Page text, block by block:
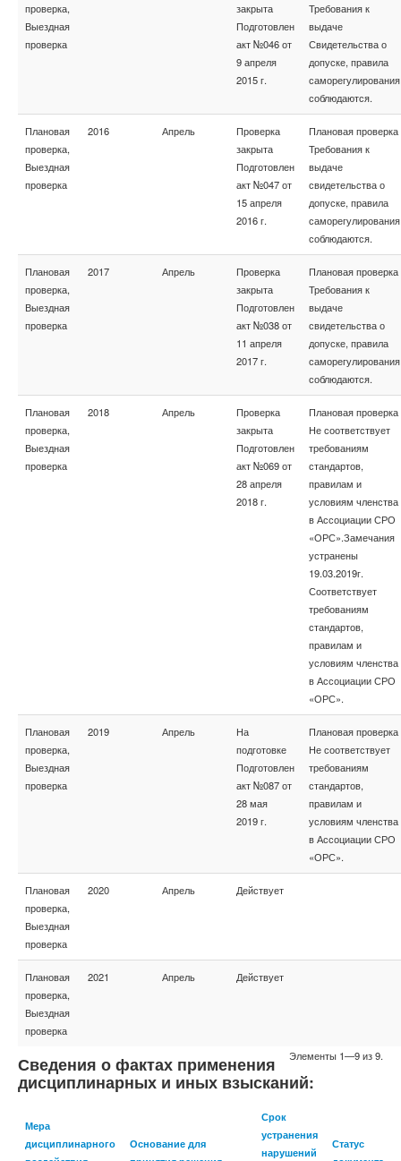
проверка,
Выездная
проверка
закрыта
Подготовлен
акт №046 от
9 апреля
2015 г.
Требования к
выдаче
Свидетельства о
допуске, правила
саморегулирования
соблюдаются.
Плановая
проверка,
Выездная
проверка
2016 Апрель
Проверка
закрыта
Подготовлен
акт №047 от
15 апреля
2016 г.
Плановая проверка
Требования к
выдаче
свидетельства о
допуске, правила
саморегулирования
соблюдаются.
Плановая
проверка,
Выездная
проверка
2017 Апрель
Проверка
закрыта
Подготовлен
акт №038 от
11 апреля
2017 г.
Плановая проверка
Требования к
выдаче
свидетельства о
допуске, правила
саморегулирования
соблюдаются.
Плановая
проверка,
Выездная
проверка
2018 Апрель
Проверка
закрыта
Подготовлен
акт №069 от
28 апреля
2018 г.
Плановая проверка
Не соответствует
требованиям
стандартов,
правилам и
условиям членства
в Ассоциации СРО
«ОРС».Замечания
устранены
19.03.2019г.
Соответствует
требованиям
стандартов,
правилам и
условиям членства
в Ассоциации СРО
«ОРС».
Плановая
проверка,
Выездная
проверка
2019 Апрель
На
подготовке
Подготовлен
акт №087 от
28 мая
2019 г.
Плановая проверка
Не соответствует
требованиям
стандартов,
правилам и
условиям членства
в Ассоциации СРО
«ОРС».
Плановая
проверка,
Выездная
проверка
2020 Апрель Действует
Плановая
проверка,
Выездная
проверка
2021 Апрель Действует
Элементы 1—9 из 9.
Сведения о фактах применения
дисциплинарных и иных взысканий:
Мера
дисциплинарного
Основание для
Срок
устранения
нарушений
Статус